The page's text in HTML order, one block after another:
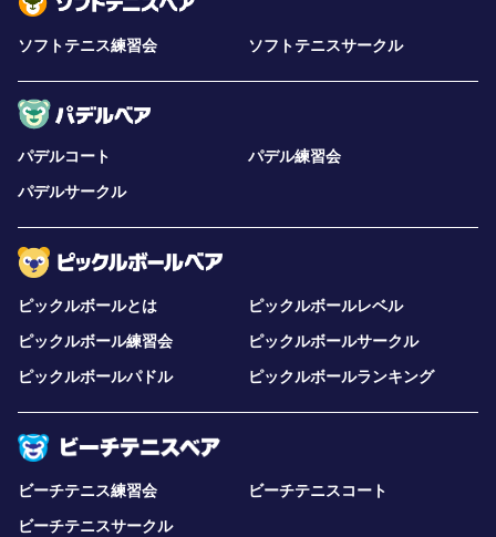
ソフトテニス練習会 ソフトテニスサークル
パデルコート
パデル練習会
パデルサークル
ピックルボールとは
ピックルボールレベル
ピックルボール練習会
ピックルボールサークル
ピックルボールパドル
ピックルボールランキング
ビーチテニス練習会
ビーチテニスコート
ビーチテニスサークル